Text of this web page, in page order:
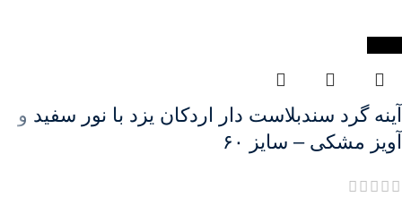
آینه گرد سندبلاست دار اردکان یزد با نور سفید و
آویز مشکی – سایز ۶۰